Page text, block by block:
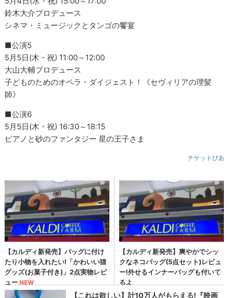
鈴木大介プロデュース
シネマ・ミュージックとタンゴの饗宴
■公演5
5月5日(木・祝) 11:00～12:00
大山大輔プロデュース
子どものためのオペラ・ダイジェスト！《セヴィリアの理髪
師》
■公演6
5月5日(木・祝) 16:30～18:15
ピアノと砂のファンタジー 星の王子さま
チケットぴあ